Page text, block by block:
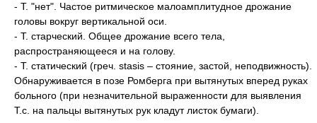
- Т. "нет". Частое ритмическое малоамплитудное дрожание
головы вокруг вертикальной оси.
- Т. старческий. Общее дрожание всего тела,
распространяющееся и на голову.
- Т. статический (греч. stasis – стояние, застой, неподвижность).
Обнаруживается в позе Ромберга при вытянутых вперед руках
больного (при незначительной выраженности для выявления
Т.c. на пальцы вытянутых рук кладут листок бумаги).